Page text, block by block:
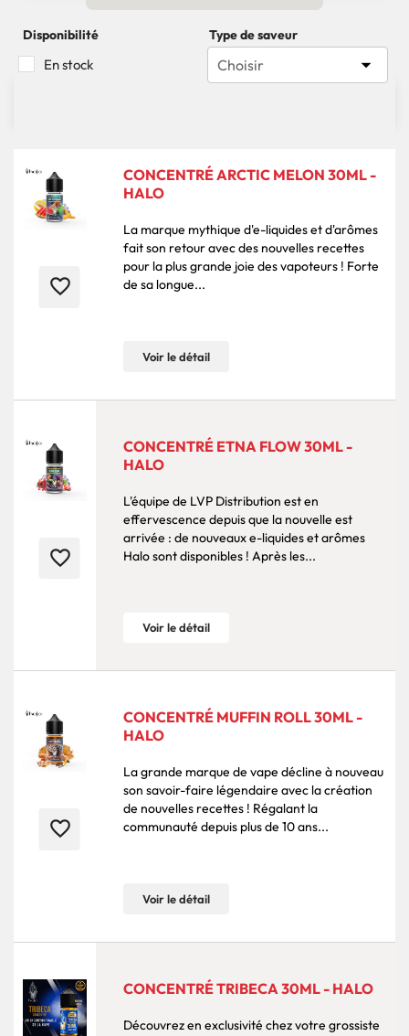
Disponibilité
En stock
Type de saveur
Choisir 
favorite_border
CONCENTRÉ ARCTIC MELON 30ML -
HALO
La marque mythique d'e-liquides et d'arômes
fait son retour avec des nouvelles recettes
pour la plus grande joie des vapoteurs ! Forte
de sa longue...
Voir le détail
favorite_border
CONCENTRÉ ETNA FLOW 30ML -
HALO
L'équipe de LVP Distribution est en
effervescence depuis que la nouvelle est
arrivée : de nouveaux e-liquides et arômes
Halo sont disponibles ! Après les...
Voir le détail
favorite_border
CONCENTRÉ MUFFIN ROLL 30ML -
HALO
La grande marque de vape décline à nouveau
son savoir-faire légendaire avec la création
de nouvelles recettes ! Régalant la
communauté depuis plus de 10 ans...
Voir le détail
CONCENTRÉ TRIBECA 30ML - HALO
Découvrez en exclusivité chez votre grossiste